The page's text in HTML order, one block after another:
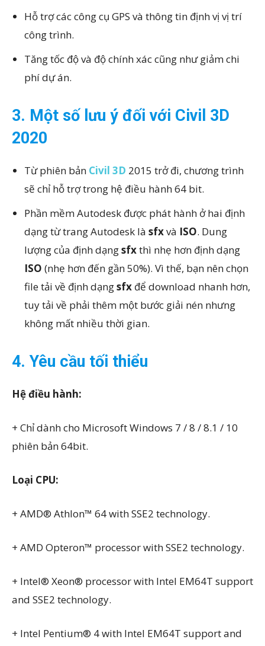
Hỗ trợ các công cụ GPS và thông tin định vị vị trí
công trình.
Tăng tốc độ và độ chính xác cũng như giảm chi
phí dự án.
3. Một số lưu ý đối với Civil 3D
2020
Từ phiên bản Civil 3D 2015 trở đi, chương trình
sẽ chỉ hỗ trợ trong hệ điều hành 64 bit.
Phần mềm Autodesk được phát hành ở hai định
dạng từ trang Autodesk là sfxvà ISO. Dung
lượng của định dạngsfxthì nhẹ hơn định dạng
ISO (nhẹ hơn đến gần 50%). Vì thế, bạn nên chọn
file tải về định dạngsfx để download nhanh hơn,
tuy tải về phải thêm một bước giải nén nhưng
không mất nhiều thời gian.
4. Yêu cầu tối thiểu
Hệ điều hành:
+ Chỉ dành cho Microsoft Windows 7 / 8 / 8.1 / 10
phiên bản 64bit.
Loại CPU:
+ AMD® Athlon™ 64 with SSE2 technology.
+ AMD Opteron™ processor with SSE2 technology.
+ Intel® Xeon® processor with Intel EM64T support
and SSE2 technology.
+ Intel Pentium® 4 with Intel EM64T support and